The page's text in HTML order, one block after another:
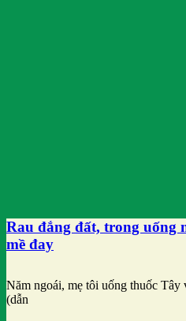
Rau đắng đất, trong uống
mề đay
Năm ngoái, mẹ tôi uống thuốc
(dẫn